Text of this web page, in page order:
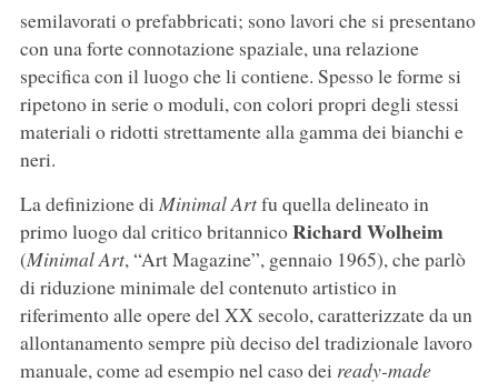
semilavorati o prefabbricati; sono lavori che si presentano
con una forte connotazione spaziale, una relazione
specifica con il luogo che li contiene. Spesso le forme si
ripetono in serie o moduli, con colori propri degli stessi
materiali o ridotti strettamente alla gamma dei bianchi e
neri.
La definizione di Minimal Artfu quella delineato in
primo luogo dal critico britannicoRichard Wolheim
(Minimal Art, “Art Magazine”, gennaio 1965), che parlò
di riduzione minimale del contenuto artistico in
riferimento alle opere del XX secolo, caratterizzate da un
allontanamento sempre più deciso del tradizionale lavoro
manuale, come ad esempio nel caso dei ready-made